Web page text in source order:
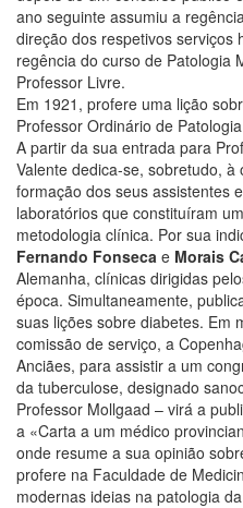
ano seguinte assumiu a
direção dos respetivos serviços
regência do curso de Patologia
Professor Livre.
Em 1921, profere uma lição
Professor Ordinário de
A partir da sua entrada para
Valente dedica-se, sobretudo,
formação dos seus assistentes
laboratórios que constituíram
metodologia clínica. Por sua
Fernando Fonseca e Morais
Alemanha, clínicas dirigidas
época. Simultaneamente,
suas lições sobre diabetes. Em
comissão de serviço, a
Anciães, para assistir a um
da tuberculose, designado
Professor Mollgaad – virá a
a «Carta a um médico
onde resume a sua opinião
profere na Faculdade de
modernas ideias na patologia